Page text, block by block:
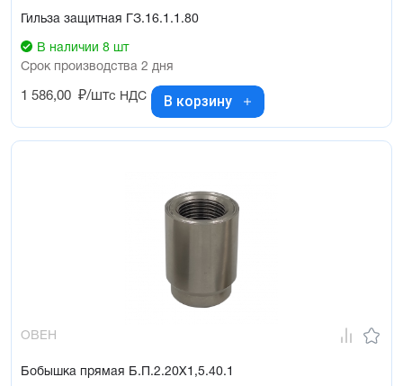
Гильза защитная ГЗ.16.1.1.80
В наличии 8 шт
Срок производства 2 дня
1 586,00 ₽/штс НДС В корзину
ОВЕН
Бобышка прямая Б.П.2.20Х1,5.40.1